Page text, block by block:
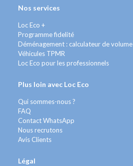
Nos services
Loc Eco +
Programme fidelité
Déménagement : calculateur de volume
Véhicules TPMR
Loc Eco pour les professionnels
Plus loin avec Loc Eco
Qui sommes-nous ?
FAQ
Contact WhatsApp
Nous recrutons
Avis Clients
Légal